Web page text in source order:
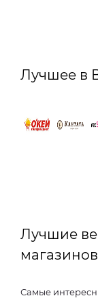
Лучшее в
Лучшие
Самые